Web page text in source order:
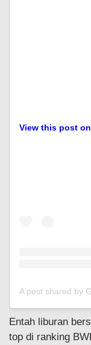
View this post
A post shared by
Entah liburan
top di ranking